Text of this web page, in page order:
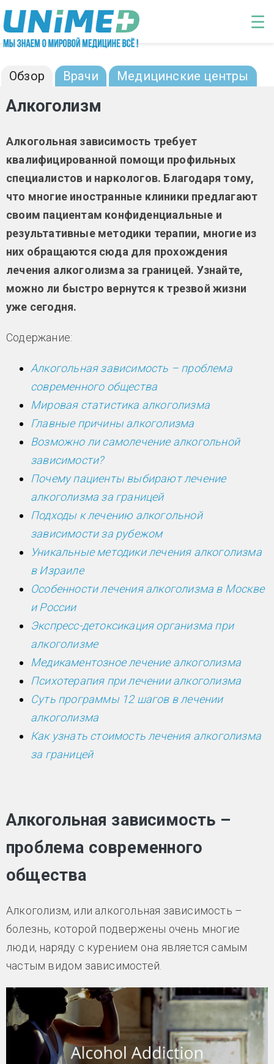
Перейти к основному содержанию
☰
Алкоголизм: диагностика и лечение
Обзор Врачи Медицинские центры
Алкоголизм
Алкогольная зависимость требует
квалифицированной помощи профильных
специалистов и наркологов. Благодаря тому,
что многие иностранные клиники предлагают
своим пациентам конфиденциальные и
результативные методики терапии, многие из
них обращаются сюда для прохождения
лечения алкоголизма за границей. Узнайте,
можно ли быстро вернутся к трезвой жизни
уже сегодня.
Содержание:
Алкогольная зависимость – проблема
современного общества
Мировая статистика алкоголизма
Главные причины алкоголизма
Возможно ли самолечение алкогольной
зависимости?
Почему пациенты выбирают лечение
алкоголизма за границей
Подходы к лечению алкогольной
зависимости за рубежом
Уникальные методики лечения алкоголизма
в Израиле
Особенности лечения алкоголизма в Москве
и России
Экспресс-детоксикация организма при
алкоголизме
Медикаментозное лечение алкоголизма
Психотерапия при лечении алкоголизма
Суть программы 12 шагов в лечении
алкоголизма
Как узнать стоимость лечения алкоголизма
за границей
Алкогольная зависимость –
проблема современного
общества
Алкоголизм, или алкогольная зависимость –
болезнь, которой подвержены очень многие
люди, наряду с курением она является самым
частым видом зависимостей.